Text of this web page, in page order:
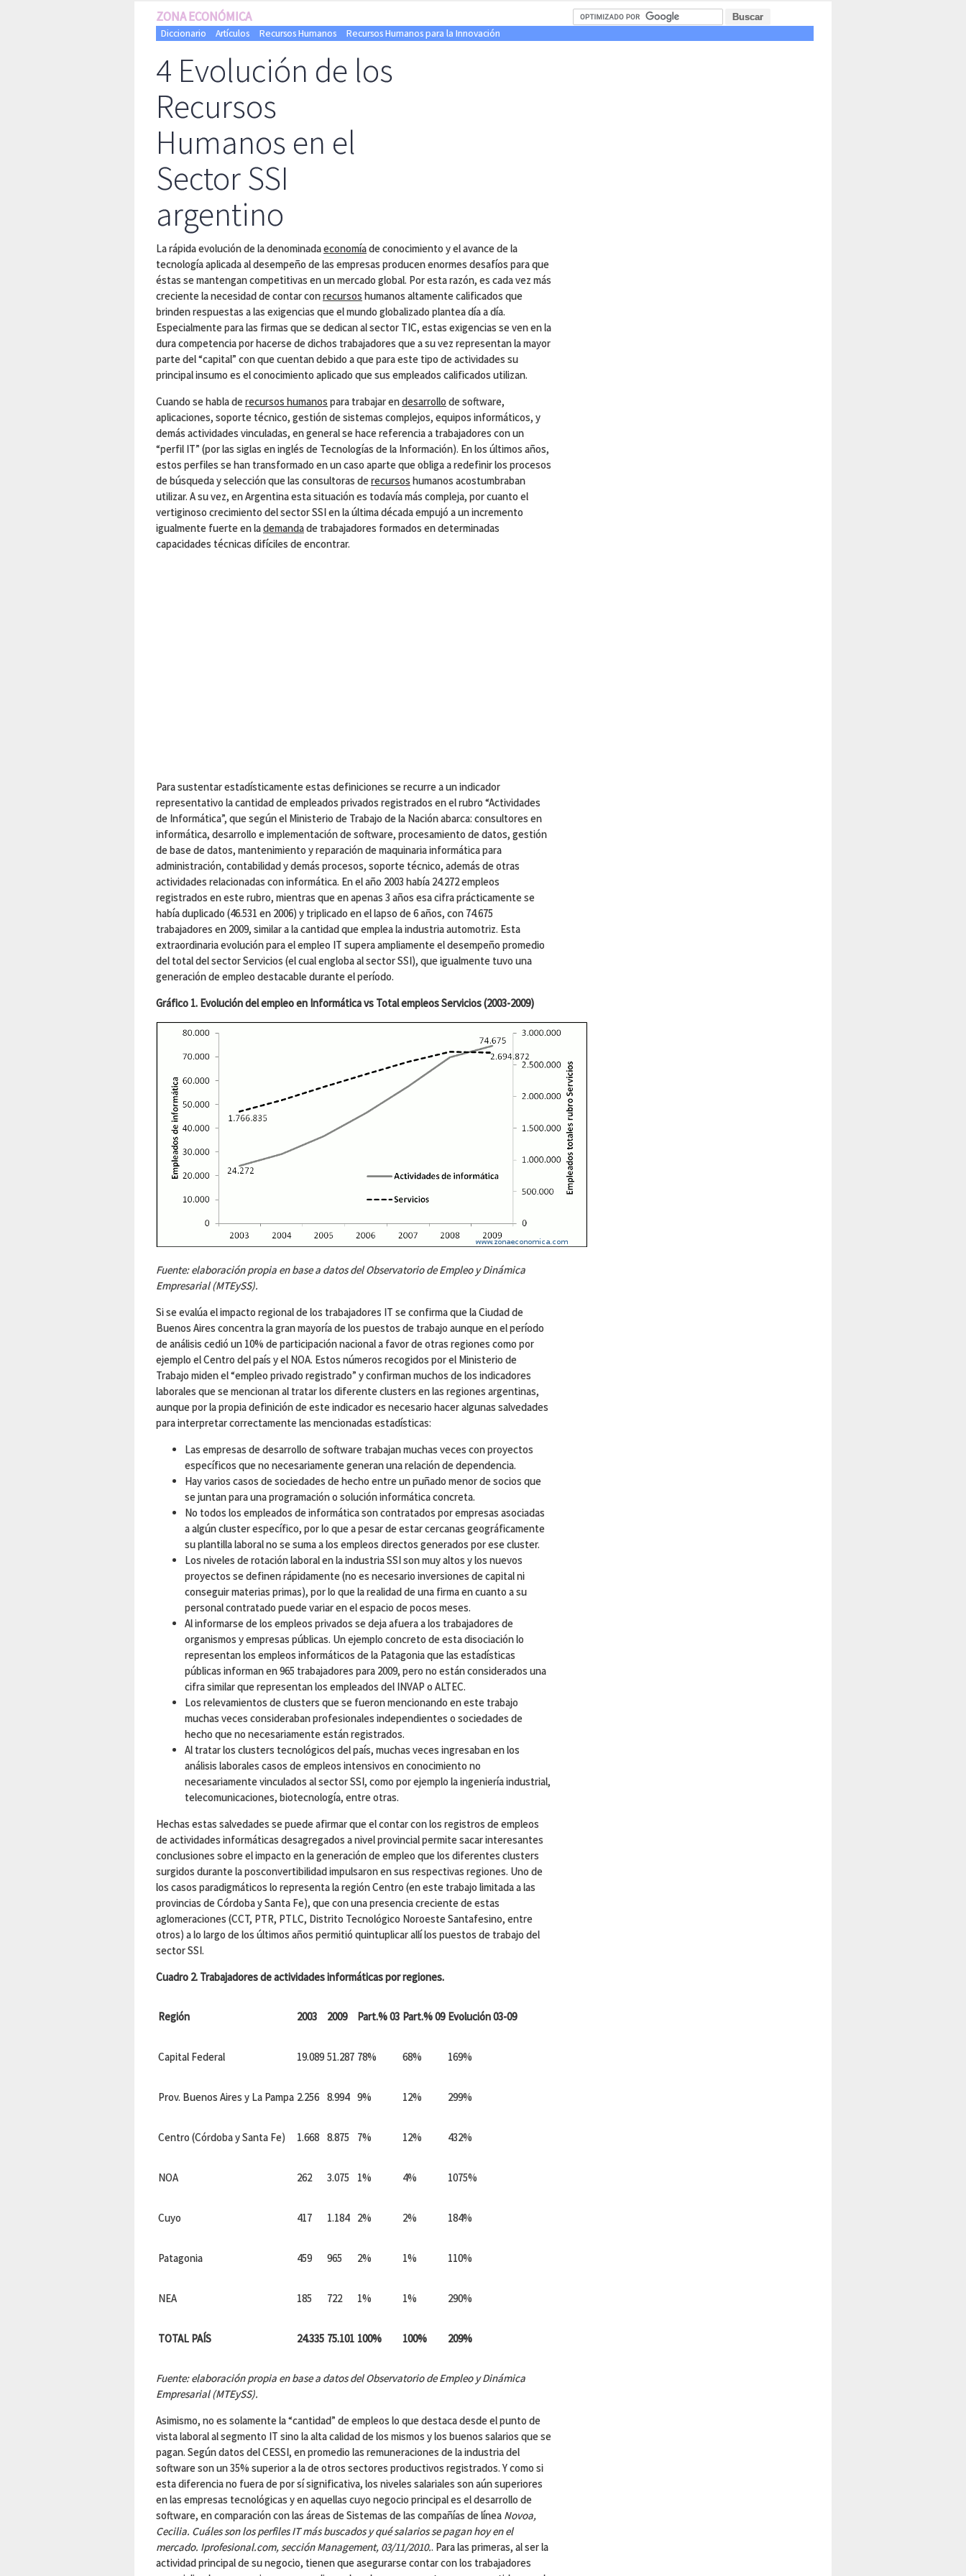
ZONA ECONÓMICA
Diccionario Artículos Recursos Humanos Recursos Humanos para la Innovación
4 Evolución de los
Recursos
Humanos en el
Sector SSI
argentino
La rápida evolución de la denominadaeconomíade conocimiento y el avance de la
tecnología aplicada al desempeño de las empresas producen enormes desafíos para que
éstas se mantengan competitivas en un mercado global. Por esta razón, es cada vez más
creciente la necesidad de contar conrecursos humanos altamente calificados que
brinden respuestas a las exigencias que el mundo globalizado plantea día a día.
Especialmente para las firmas que se dedican al sector TIC, estas exigencias se ven en la
dura competencia por hacerse de dichos trabajadores que a su vez representan la mayor
parte del “capital” con que cuentan debido a que para este tipo de actividades su
principal insumo es el conocimiento aplicado que sus empleados calificados utilizan.
Cuando se habla derecursos humanos para trabajar endesarrollo de software,
aplicaciones, soporte técnico, gestión de sistemas complejos, equipos informáticos, y
demás actividades vinculadas, en general se hace referencia a trabajadores con un
“perfil IT” (por las siglas en inglés de Tecnologías de la Información). En los últimos años,
estos perfiles se han transformado en un caso aparte que obliga a redefinir los procesos
de búsqueda y selección que las consultoras derecursos humanos acostumbraban
utilizar. A su vez, en Argentina esta situación es todavía más compleja, por cuanto el
vertiginoso crecimiento del sector SSI en la última década empujó a un incremento
igualmente fuerte en lademandade trabajadores formados en determinadas
capacidades técnicas difíciles de encontrar.
Para sustentar estadísticamente estas definiciones se recurre a un indicador
representativo la cantidad de empleados privados registrados en el rubro “Actividades
de Informática”, que según el Ministerio de Trabajo de la Nación abarca: consultores en
informática, desarrollo e implementación de software, procesamiento de datos, gestión
de base de datos, mantenimiento y reparación de maquinaria informática para
administración, contabilidad y demás procesos, soporte técnico, además de otras
actividades relacionadas con informática. En el año 2003 había 24.272 empleos
registrados en este rubro, mientras que en apenas 3 años esa cifra prácticamente se
había duplicado (46.531 en 2006) y triplicado en el lapso de 6 años, con 74.675
trabajadores en 2009, similar a la cantidad que emplea la industria automotriz. Esta
extraordinaria evolución para el empleo IT supera ampliamente el desempeño promedio
del total del sector Servicios (el cual engloba al sector SSI), que igualmente tuvo una
generación de empleo destacable durante el período.
Gráfico 1. Evolución del empleo en Informática vs Total empleos Servicios (2003-2009)
Fuente: elaboración propia en base a datos del Observatorio de Empleo y Dinámica
Empresarial (MTEySS).
Si se evalúa el impacto regional de los trabajadores IT se confirma que la Ciudad de
Buenos Aires concentra la gran mayoría de los puestos de trabajo aunque en el período
de análisis cedió un 10% de participación nacional a favor de otras regiones como por
ejemplo el Centro del país y el NOA. Estos números recogidos por el Ministerio de
Trabajo miden el “empleo privado registrado” y confirman muchos de los indicadores
laborales que se mencionan al tratar los diferente clusters en las regiones argentinas,
aunque por la propia definición de este indicador es necesario hacer algunas salvedades
para interpretar correctamente las mencionadas estadísticas:
Las empresas de desarrollo de software trabajan muchas veces con proyectos
específicos que no necesariamente generan una relación de dependencia.
Hay varios casos de sociedades de hecho entre un puñado menor de socios que
se juntan para una programación o solución informática concreta.
No todos los empleados de informática son contratados por empresas asociadas
a algún cluster específico, por lo que a pesar de estar cercanas geográficamente
su plantilla laboral no se suma a los empleos directos generados por ese cluster.
Los niveles de rotación laboral en la industria SSI son muy altos y los nuevos
proyectos se definen rápidamente (no es necesario inversiones de capital ni
conseguir materias primas), por lo que la realidad de una firma en cuanto a su
personal contratado puede variar en el espacio de pocos meses.
Al informarse de los empleos privados se deja afuera a los trabajadores de
organismos y empresas públicas. Un ejemplo concreto de esta disociación lo
representan los empleos informáticos de la Patagonia que las estadísticas
públicas informan en 965 trabajadores para 2009, pero no están considerados una
cifra similar que representan los empleados del INVAP o ALTEC.
Los relevamientos de clusters que se fueron mencionando en este trabajo
muchas veces consideraban profesionales independientes o sociedades de
hecho que no necesariamente están registrados.
Al tratar los clusters tecnológicos del país, muchas veces ingresaban en los
análisis laborales casos de empleos intensivos en conocimiento no
necesariamente vinculados al sector SSI, como por ejemplo la ingeniería industrial,
telecomunicaciones, biotecnología, entre otras.
Hechas estas salvedades se puede afirmar que el contar con los registros de empleos
de actividades informáticas desagregados a nivel provincial permite sacar interesantes
conclusiones sobre el impacto en la generación de empleo que los diferentes clusters
surgidos durante la posconvertibilidad impulsaron en sus respectivas regiones. Uno de
los casos paradigmáticos lo representa la región Centro (en este trabajo limitada a las
provincias de Córdoba y Santa Fe), que con una presencia creciente de estas
aglomeraciones (CCT, PTR, PTLC, Distrito Tecnológico Noroeste Santafesino, entre
otros) a lo largo de los últimos años permitió quintuplicar allí los puestos de trabajo del
sector SSI.
Cuadro 2. Trabajadores de actividades informáticas por regiones.
Región 2003 2009 Part.% 03 Part.% 09 Evolución 03-09
Capital Federal 19.089 51.287 78% 68% 169%
Prov. Buenos Aires y La Pampa 2.256 8.994 9% 12% 299%
Centro (Córdoba y Santa Fe) 1.668 8.875 7% 12% 432%
NOA 262 3.075 1% 4% 1075%
Cuyo 417 1.184 2% 2% 184%
Patagonia 459 965 2% 1% 110%
NEA 185 722 1% 1% 290%
TOTAL PAÍS 24.335 75.101 100% 100% 209%
Fuente: elaboración propia en base a datos del Observatorio de Empleo y Dinámica
Empresarial (MTEySS).
Asimismo, no es solamente la “cantidad” de empleos lo que destaca desde el punto de
vista laboral al segmento IT sino la alta calidad de los mismos y los buenos salarios que se
pagan. Según datos del CESSI, en promedio las remuneraciones de la industria del
software son un 35% superior a la de otros sectores productivos registrados. Y como si
esta diferencia no fuera de por sí significativa, los niveles salariales son aún superiores
en las empresas tecnológicas y en aquellas cuyo negocio principal es el desarrollo de
software, en comparación con las áreas de Sistemas de las compañías de línea Novoa,
Cecilia. Cuáles son los perfiles IT más buscados y qué salarios se pagan hoy en el
mercado. Iprofesional.com, sección Management, 03/11/2010.. Para las primeras, al ser la
actividad principal de su negocio, tienen que asegurarse contar con los trabajadores